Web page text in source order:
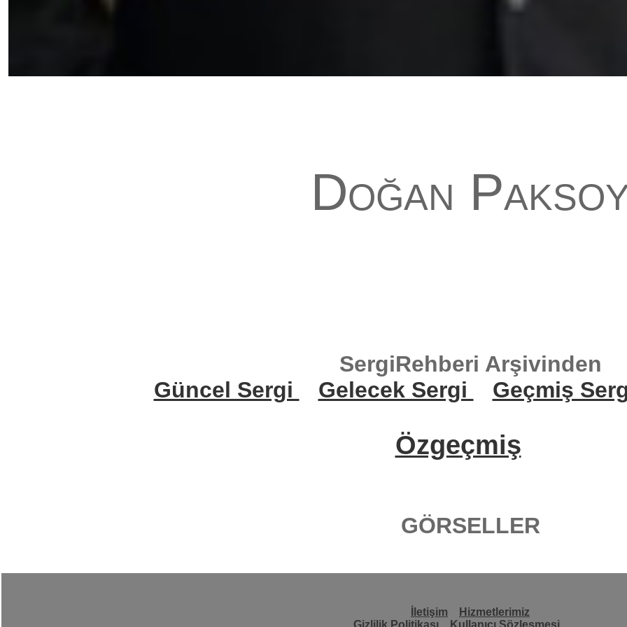
Doğan
SergiRehberi Arşivinden
Güncel Sergi
Gelecek Sergi Geçmiş
Özgeçmiş
GÖRSELLER
İletişim
Hizmetlerimiz
Gizlilik Politikası
Kullanıcı Sözleşmesi